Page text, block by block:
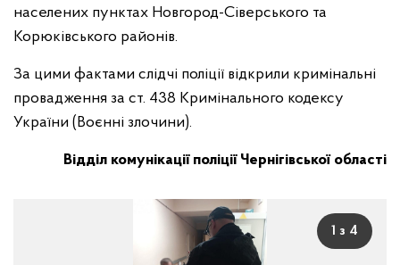
населених пунктах Новгород-Сіверського та
Корюківського районів.
За цими фактами слідчі поліції відкрили кримінальні
провадження за ст. 438 Кримінального кодексу
України (Воєнні злочини).
Відділ комунікації поліції Чернігівської області
1 з 4